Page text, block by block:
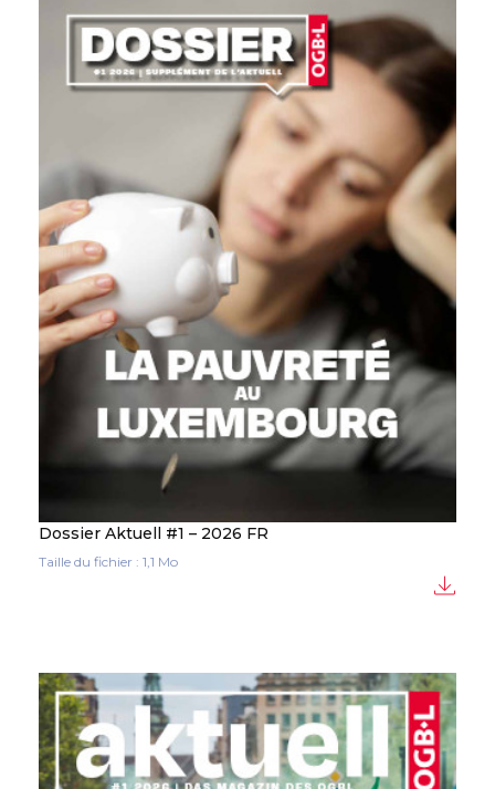
Dossier Aktuell #1 – 2026 FR
Taille du fichier : 1,1 Mo